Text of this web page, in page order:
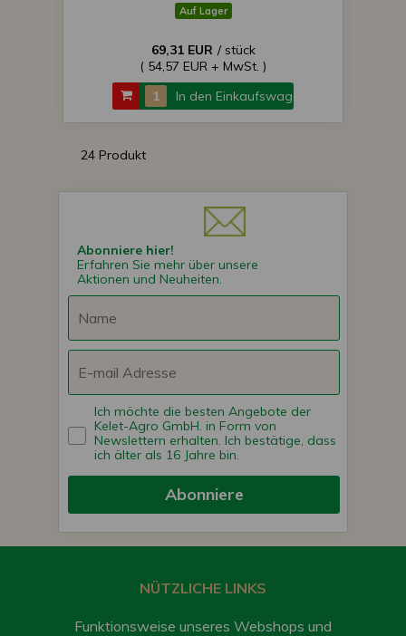
Auf Lager
69,31 EUR / stück
( 54,57 EUR + MwSt. )
In den Einkaufswagen
24 Produkt
Abonniere hier!
Erfahren Sie mehr über unsere
Aktionen und Neuheiten.
Ich möchte die besten Angebote der
Kelet-Agro GmbH. in Form von
Newslettern erhalten. Ich bestätige, dass
ich älter als 16 Jahre bin.
Abonniere
NÜTZLICHE LINKS
Funktionsweise unseres Webshops und